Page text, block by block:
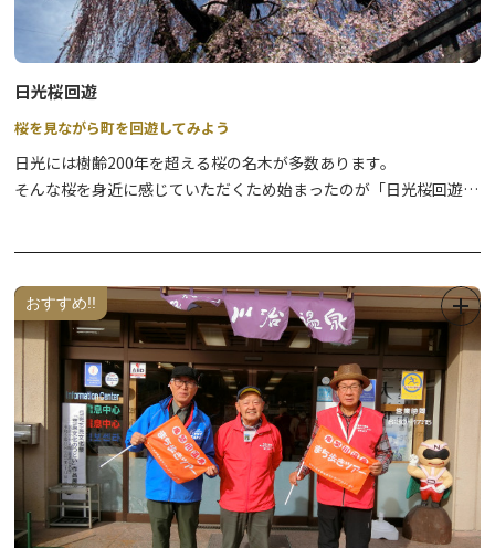
日光桜回遊
桜を見ながら町を回遊してみよう
日光には樹齢200年を超える桜の名木が多数あります。
そんな桜を身近に感じていただくため始まったのが「日光桜回遊」
※写真はイメージです。
※2026年の開催は、4月1日（水）～4月26日（日）までとなりま
す。
2026年 桜回遊のマップは以下をご確認ください。
＊2025年以前のパンフレットに掲載されていたお守り頒布、店
舗の情報などは各店舗等にご確認ください。
おすすめ!!